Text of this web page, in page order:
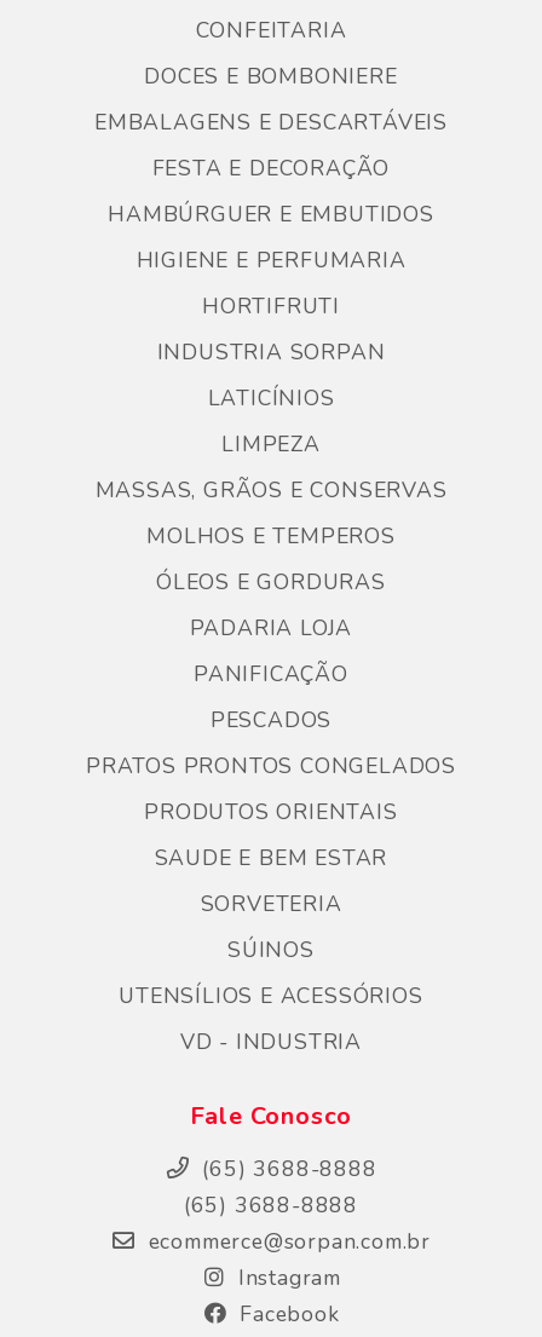
CONFEITARIA
DOCES E BOMBONIERE
EMBALAGENS E DESCARTÁVEIS
FESTA E DECORAÇÃO
HAMBÚRGUER E EMBUTIDOS
HIGIENE E PERFUMARIA
HORTIFRUTI
INDUSTRIA SORPAN
LATICÍNIOS
LIMPEZA
MASSAS, GRÃOS E CONSERVAS
MOLHOS E TEMPEROS
ÓLEOS E GORDURAS
PADARIA LOJA
PANIFICAÇÃO
PESCADOS
PRATOS PRONTOS CONGELADOS
PRODUTOS ORIENTAIS
SAUDE E BEM ESTAR
SORVETERIA
SÚINOS
UTENSÍLIOS E ACESSÓRIOS
VD - INDUSTRIA
Fale Conosco
(65) 3688-8888
(65) 3688-8888
ecommerce@sorpan.com.br
Instagram
Facebook